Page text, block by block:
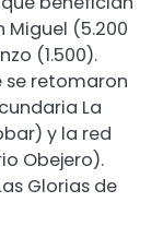
Miguel (5.200
(1.500).
se retomaron
La
y la red
Obejero).
Glorias de